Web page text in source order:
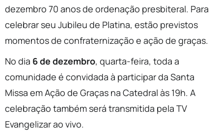
dezembro 70 anos de ordenação presbiteral. Para
celebrar seu Jubileu de Platina, estão previstos
momentos de confraternização e ação de graças.
No dia 6 de dezembro, quarta-feira, toda a
comunidade é convidada à participar da Santa
Missa em Ação de Graças na Catedral às 19h. A
celebração também será transmitida pela TV
Evangelizar ao vivo.